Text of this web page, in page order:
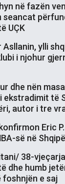
në fazën
seancat
UÇK
ylli
i njohur
dhe nën
ekstradimit të
autor i tre
Eric
së në
38-
dhe humb
e saj